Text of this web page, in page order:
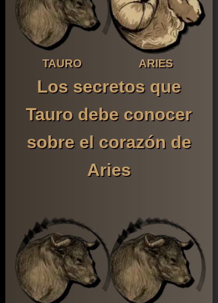
TAURO ARIES
Los secretos que
Tauro debe conocer
sobre el corazón de
Aries